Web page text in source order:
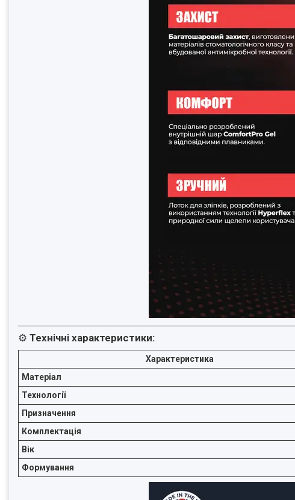
⚙️ Технічні характеристики:
Характеристика
Матеріал
Технології
Призначення
Комплектація
Вік
Формування